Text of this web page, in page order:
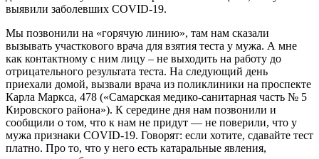
выявили заболевших COVID-19.
Мы позвонили на «горячую линию», там нам сказали
вызывать участкового врача для взятия теста у мужа. А мне
как контактному с ним лицу – не выходить на работу до
отрицательного результата теста. На следующий день
приехали домой, вызвали врача из поликлиники на проспекте
Карла Маркса, 478 («Самарская медико-санитарная часть № 5
Кировского района»). К середине дня нам позвонили и
сообщили о том, что к нам не придут — не поверили, что у
мужа признаки COVID-19. Говорят: если хотите, сдавайте тест
платно. Про то, что у него есть катаральные явления,